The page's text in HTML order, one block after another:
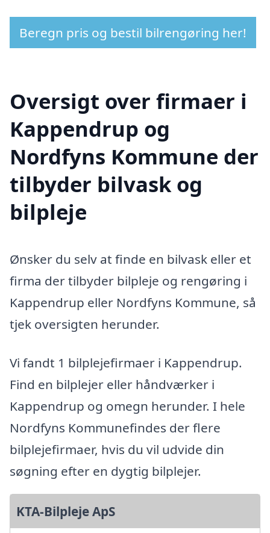
Beregn pris og bestil bilrengøring her!
Oversigt over firmaer i
Kappendrup og
Nordfyns Kommune der
tilbyder bilvask og
bilpleje
Ønsker du selv at finde en bilvask eller et
firma der tilbyder bilpleje og rengøring i
Kappendrup eller Nordfyns Kommune, så
tjek oversigten herunder.
Vi fandt 1 bilplejefirmaer i Kappendrup.
Find en bilplejer eller håndværker i
Kappendrup og omegn herunder. I hele
Nordfyns Kommunefindes der flere
bilplejefirmaer, hvis du vil udvide din
søgning efter en dygtig bilplejer.
KTA-Bilpleje ApS